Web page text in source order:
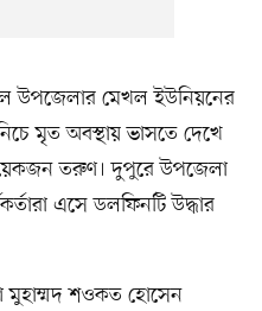
উপজেলার মেখল ইউনিয়নের
মৃত অবস্থায় ভাসতে দেখে
তরুণ। দুপুরে উপজেলা
এসে ডলফিনটি উদ্ধার
শওকত হোসেন